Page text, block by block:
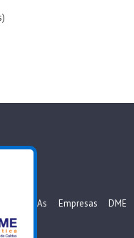
As Empresas DME